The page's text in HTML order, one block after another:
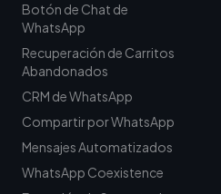
Botón de Chat de
WhatsApp
Recuperación de Carritos
Abandonados
CRM de WhatsApp
Compartir por WhatsApp
Mensajes Automatizados
WhatsApp Coexistence